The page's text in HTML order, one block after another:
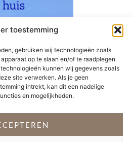
toestemming
gebruiken wij technologieën zoals
op te slaan en/of te raadplegen.
kunnen wij gegevens zoals
site verwerken. Als je geen
intrekt, kan dit een nadelige
en mogelijkheden.